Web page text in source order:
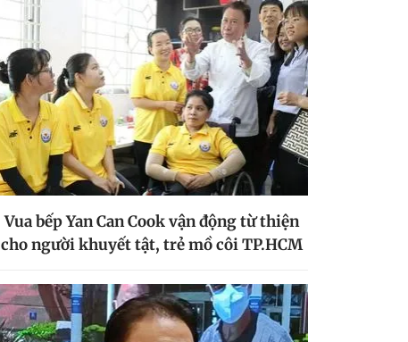
Vua bếp Yan Can Cook vận động từ thiện
cho người khuyết tật, trẻ mồ côi TP.HCM